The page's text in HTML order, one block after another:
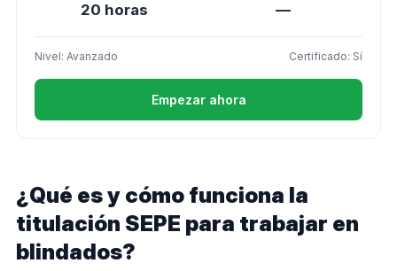
20 horas
—
Nivel: Avanzado Certificado: Sí
Empezar ahora
¿Qué es y cómo funciona la
titulación SEPE para trabajar en
blindados?